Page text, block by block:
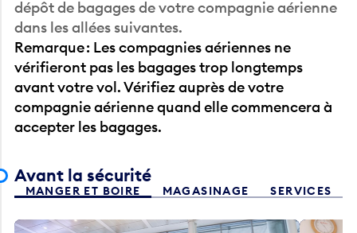
dépôt de bagages de votre compagnie aérienne
dans les allées suivantes.
Remarque : Les compagnies aériennes ne
vérifieront pas les bagages trop longtemps
avant votre vol. Vérifiez auprès de votre
compagnie aérienne quand elle commencera à
accepter les bagages.
Avant la sécurité
MANGER ET BOIRE MAGASINAGE SERVICES